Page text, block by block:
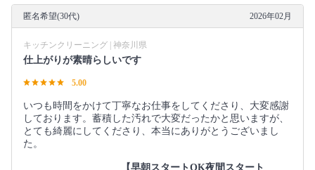
匿名希望(30代) 2026年02月
キッチンクリーニング | 神奈川県
仕上がりが素晴らしいです
5.00
いつも時間をかけて丁寧なお仕事をしてくださり、大変感謝
しております。蓄積した汚れで大変だったかと思いますが、
とても綺麗にしてくださり、本当にありがとうございまし
た。
【早朝スタートOK夜間スタート